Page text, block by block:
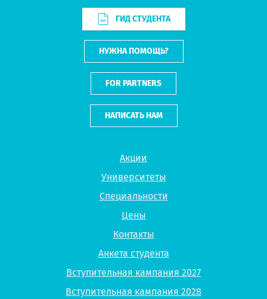
Акции
Университеты
Специальности
Цены
Контакты
Анкета студента
Вступительная кампания 2027
Вступительная кампания 2028
ГИД СТУДЕНТА
НУЖНА ПОМОЩЬ?
FOR PARTNERS
НАПИСАТЬ НАМ